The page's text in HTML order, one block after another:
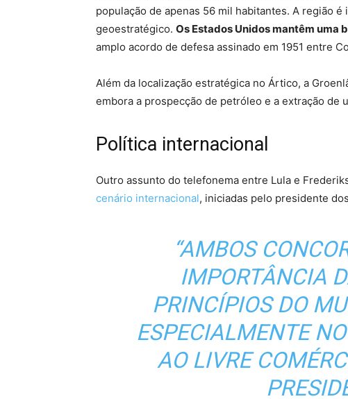
população de apenas 56 mil habitantes. A região
geoestratégico. Os Estados Unidos mantêm uma
amplo acordo de defesa assinado em 1951 entre
Além da localização estratégica no Ártico, a
embora a prospecção de petróleo e a extração de
Política internacional
Outro assunto do telefonema entre Lula e
cenário internacional, iniciadas pelo presidente
“AMBOS
IMPORTÂNCIA
PRINCÍPIOS DO
ESPECIALMENTE
AO LIVRE